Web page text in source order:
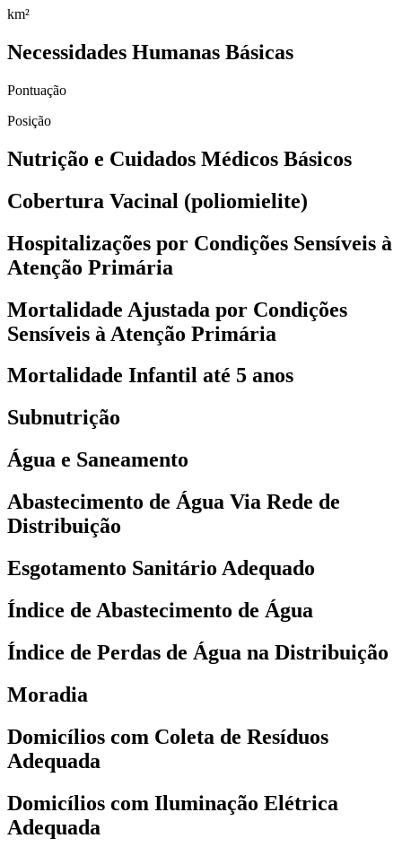
km²
Necessidades Humanas Básicas
Pontuação
Posição
Nutrição e Cuidados Médicos Básicos
Cobertura Vacinal (poliomielite)
Hospitalizações por Condições Sensíveis à
Atenção Primária
Mortalidade Ajustada por Condições
Sensíveis à Atenção Primária
Mortalidade Infantil até 5 anos
Subnutrição
Água e Saneamento
Abastecimento de Água Via Rede de
Distribuição
Esgotamento Sanitário Adequado
Índice de Abastecimento de Água
Índice de Perdas de Água na Distribuição
Moradia
Domicílios com Coleta de Resíduos
Adequada
Domicílios com Iluminação Elétrica
Adequada